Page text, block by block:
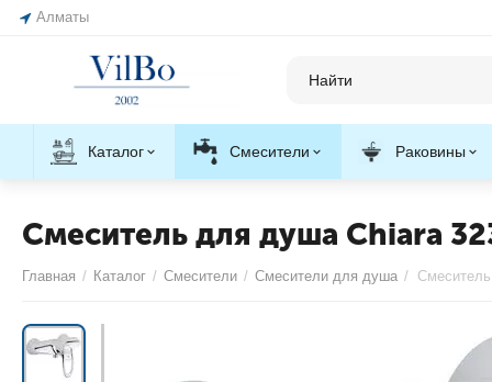
Алматы
Каталог Смесители Раковины
Смеситель для душа Chiara
Главная / Каталог / Смесители / Смесители для душа /